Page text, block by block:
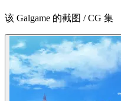
该 Galgame 的截图 / CG 集